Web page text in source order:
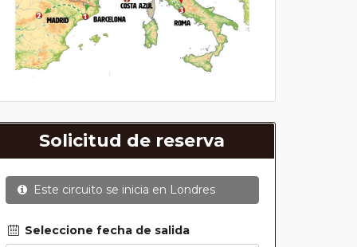
Solicitud de reserva
Este circuito se inicia en Londres
Seleccione fecha de salida